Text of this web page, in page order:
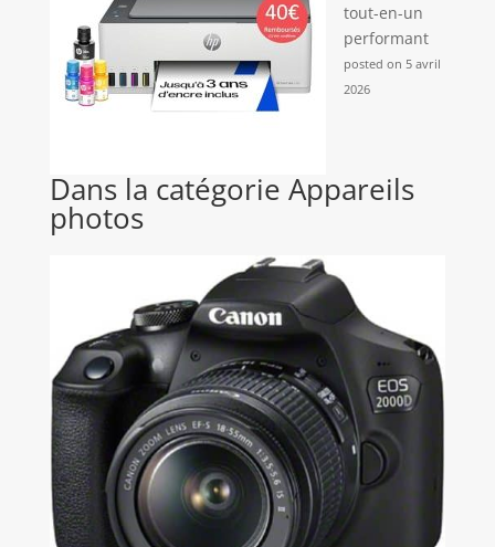
tout-en-un
performant
posted on 5 avril
2026
Dans la catégorie Appareils
photos